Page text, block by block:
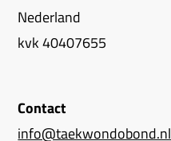
Nederland
kvk 40407655
Contact
info@taekwondobond.nl